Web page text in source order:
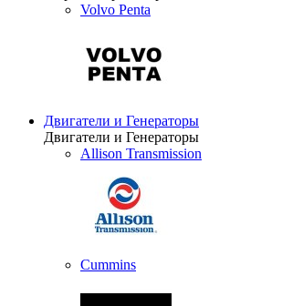
Volvo Penta
Двигатели и Генераторы
Двигатели и Генераторы
Allison Transmission
Cummins